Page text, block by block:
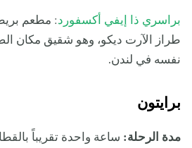
براسري ذا إيفي أكسفورد: مطعم
طراز الآرت ديكو، وهو شقيق مكان
نفسه في لندن.
برايتون
مدة الرحلة: ساعة واحدة تقريباً